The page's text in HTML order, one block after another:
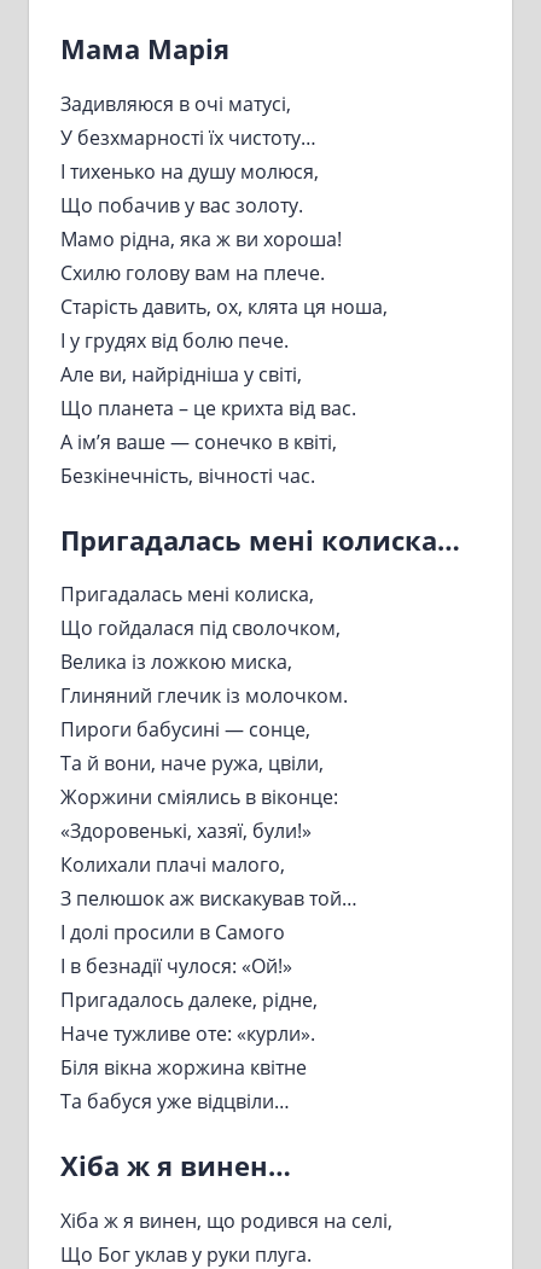
Мама Марія
Задивляюся в очі матусі,
У безхмарності їх чистоту…
І тихенько на душу молюся,
Що побачив у вас золоту.
Мамо рідна, яка ж ви хороша!
Схилю голову вам на плече.
Старість давить, ох, клята ця ноша,
І у грудях від болю пече.
Але ви, найрідніша у світі,
Що планета – це крихта від вас.
А ім’я ваше — сонечко в квіті,
Безкінечність, вічності час.
Пригадалась мені колиска…
Пригадалась мені колиска,
Що гойдалася під сволочком,
Велика із ложкою миска,
Глиняний глечик із молочком.
Пироги бабусині — сонце,
Та й вони, наче ружа, цвіли,
Жоржини сміялись в віконце:
«Здоровенькі, хазяї, були!»
Колихали плачі малого,
З пелюшок аж вискакував той…
І долі просили в Самого
І в безнадії чулося: «Ой!»
Пригадалось далеке, рідне,
Наче тужливе оте: «курли».
Біля вікна жоржина квітне
Та бабуся уже відцвіли…
Хіба ж я винен…
Хіба ж я винен, що родився на селі,
Що Бог уклав у руки плуга.